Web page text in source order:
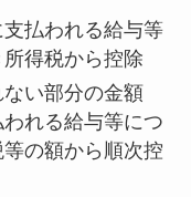
払われる給与等
得税から控除
い部分の金額
れる給与等につ
の額から順次控